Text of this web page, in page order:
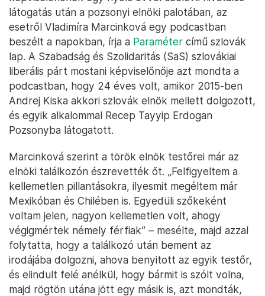
látogatás után a pozsonyi elnöki palotában, az
esetről Vladimíra Marcinková egy podcastban
beszélt a napokban, írja a Paraméter című szlovák
lap. A Szabadság és Szolidaritás (SaS) szlovákiai
liberális párt mostani képviselőnője azt mondta a
podcastban, hogy 24 éves volt, amikor 2015-ben
Andrej Kiska akkori szlovák elnök mellett dolgozott,
és egyik alkalommal Recep Tayyip Erdogan
Pozsonyba látogatott.
Marcinková szerint a török elnök testőrei már az
elnöki találkozón észrevették őt. „Felfigyeltem a
kellemetlen pillantásokra, ilyesmit megéltem már
Mexikóban és Chilében is. Egyedüli szőkeként
voltam jelen, nagyon kellemetlen volt, ahogy
végigmértek némely férfiak” – mesélte, majd azzal
folytatta, hogy a találkozó után bement az
irodájába dolgozni, ahova benyitott az egyik testőr,
és elindult felé anélkül, hogy bármit is szólt volna,
majd rögtön utána jött egy másik is, azt mondták,